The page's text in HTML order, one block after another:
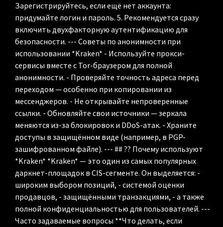
Зарегистрируйтесь, если ещё нет аккаунта:
придумайте логин и пароль. 5. Рекомендуется сразу
включить двухфакторную аутентификацию для
безопасности. --- Советы по анонимности при
использовании *Kraken* - Используйте прокси-
сервисы вместе с Tor-браузером для полной
анонимности. - Проверяйте точность адреса перед
переходом — особенно при копировании из
мессенджеров. - Не открывайте непроверенные
ссылки. - Обновляйте свои источники — зеркала
меняются из-за блокировок и DDoS-атак. - Храните
доступы в защищённом виде (например, в PGP-
зашифрованном файле). --- ## ?? Почему используют
*Kraken* *Kraken* — это один из самых популярных
даркнет-площадок в CIS-сегменте. Он выделяется: -
широким выбором позиций, - системой оценки
продавцов, - защищёнными транзакциями, - а также
полной конфиденциальностью для пользователей. ---
Часто задаваемые вопросы **Что делать, если